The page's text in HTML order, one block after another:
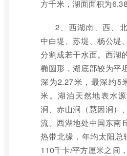
方千米，湖面面积为6.38
2、西湖南、西、
中白堤、苏堤、杨公堤
分割成若干水面。西湖
椭圆形，湖底部较为平
深为2.27米，最深约5
米。湖泊天然地表水
涧、赤山涧（慧因涧）
流。西湖地处中国东南
热带北缘，年均太阳
110千卡/平方厘米之间